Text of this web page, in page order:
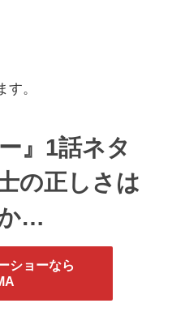
。
』1話ネタ
の正しさは
…
ショーなら